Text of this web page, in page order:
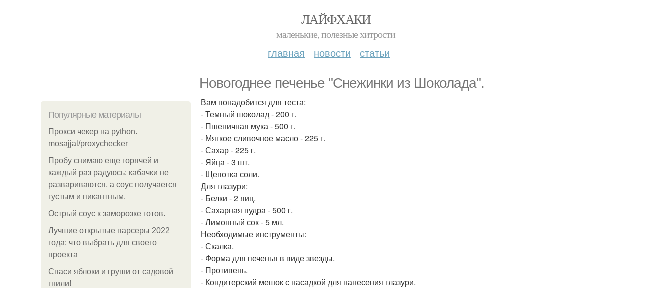
ЛАЙФХАКИ
маленькие, полезные хитрости
главная новости статьи
Новогоднее печенье "Снежинки из Шоколада".
Популярные материалы
Прокси чекер на python.
mosajjal/proxychecker
Пробу снимаю еще горячей и
каждый раз радуюсь: кабачки не
развариваются, а соус получается
густым и пикантным.
Острый соус к заморозке готов.
Лучшие открытые парсеры 2022
года: что выбрать для своего
проекта
Спаси яблоки и груши от садовой
гнили!
Вам понадобится для теста:
- Темный шоколад - 200 г.
- Пшеничная мука - 500 г.
- Мягкое сливочное масло - 225 г.
- Сахар - 225 г.
- Яйца - 3 шт.
- Щепотка соли.
Для глазури:
- Белки - 2 яиц.
- Сахарная пудра - 500 г.
- Лимонный сок - 5 мл.
Необходимые инструменты:
- Скалка.
- Форма для печенья в виде звезды.
- Противень.
- Кондитерский мешок с насадкой для нанесения глазури.